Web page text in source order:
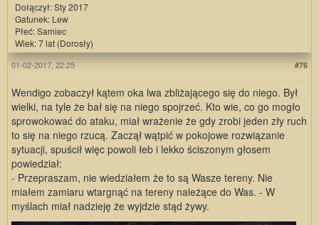
Dołączył: Sty 2017
Gatunek: Lew
Płeć: Samiec
Wiek: 7 lat (Dorosły)
#76
01-02-2017, 22:25
Wendigo zobaczył kątem oka lwa zbliżającego się do niego. Był
wielki, na tyle że bał się na niego spojrzeć. Kto wie, co go mogło
sprowokować do ataku, miał wrażenie że gdy zrobi jeden zły ruch
to się na niego rzucą. Zaczął wątpić w pokojowe rozwiązanie
sytuacji, spuścił więc powoli łeb i lekko ściszonym głosem
powiedział:
- Przepraszam, nie wiedziałem że to są Wasze tereny. Nie
miałem zamiaru wtargnąć na tereny należące do Was. - W
myślach miał nadzieję że wyjdzie stąd żywy.